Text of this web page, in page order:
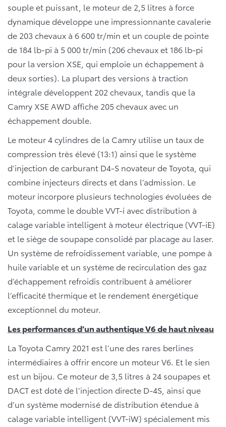
souple et puissant, le moteur de 2,5 litres à force
dynamique développe une impressionnante cavalerie
de 203 chevaux à 6 600 tr/min et un couple de pointe
de 184 lb-pi à 5 000 tr/min (206 chevaux et 186 lb-pi
pour la version XSE, qui emploie un échappement à
deux sorties). La plupart des versions à traction
intégrale développent 202 chevaux, tandis que la
Camry XSE AWD affiche 205 chevaux avec un
échappement double.
Le moteur 4 cylindres de la Camry utilise un taux de
compression très élevé (13:1) ainsi que le système
d’injection de carburant D4-S novateur de Toyota, qui
combine injecteurs directs et dans l’admission. Le
moteur incorpore plusieurs technologies évoluées de
Toyota, comme le double VVT-i avec distribution à
calage variable intelligent à moteur électrique (VVT-iE)
et le siège de soupape consolidé par placage au laser.
Un système de refroidissement variable, une pompe à
huile variable et un système de recirculation des gaz
d’échappement refroidis contribuent à améliorer
l’efficacité thermique et le rendement énergétique
exceptionnel du moteur.
Les performances d’un authentique V6 de haut niveau
La Toyota Camry 2021 est l’une des rares berlines
intermédiaires à offrir encore un moteur V6. Et le sien
est un bijou. Ce moteur de 3,5 litres à 24 soupapes et
DACT est doté de l’injection directe D-4S, ainsi que
d’un système modernisé de distribution étendue à
calage variable intelligent (VVT-iW) spécialement mis